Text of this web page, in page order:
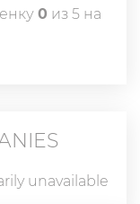
0 из 5 на
unavailable